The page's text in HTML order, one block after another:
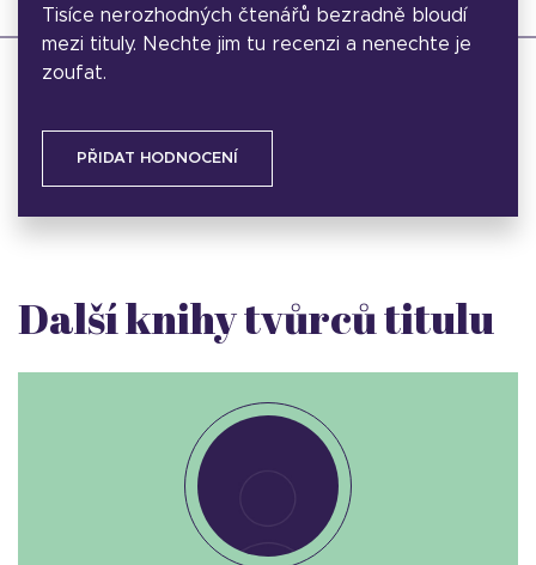
Tisíce nerozhodných čtenářů bezradně bloudí
mezi tituly. Nechte jim tu recenzi a nenechte je
zoufat.
PŘIDAT HODNOCENÍ
Další knihy tvůrců titulu